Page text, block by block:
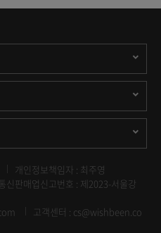
개인정보책임자 : 최주영
신판매업신고번호 : 제2023-서울강
고객센터 : cs@wishbeen.co